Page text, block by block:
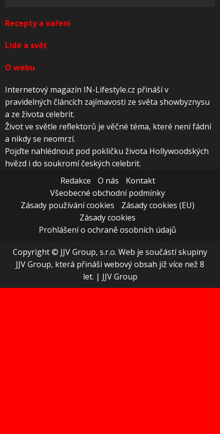
Recepty a vaření
Lidé a svět
O webu
Internetový magazín IN-Lifestyle.cz přináší v
pravidelných článcích zajímavosti ze světa showbyznysu
a ze života celebrit.
Život ve světle reflektorů je věčné téma, které není fádní
a nikdy se neomrzí.
Pojďte nahlédnout pod pokličku života Hollywoodských
hvězd i do soukromí českých celebrit.
Redakce
O nás
Kontakt
Všeobecné obchodní podmínky
Zásady používání cookies
Zásady cookies (EU)
Zásady cookies
Prohlášení o ochraně osobních údajů
Copyright © JJV Group, s.r.o. Web je součástí skupiny
JJV Group, která přináší webový obsah již více než 8
let. | JJV Group